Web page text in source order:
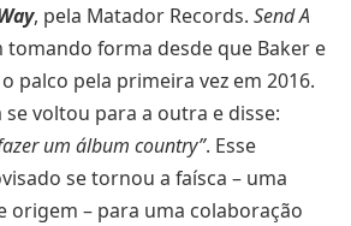
, pela Matador Records. Send A
tomando forma desde que Baker e
palco pela primeira vez em 2016.
voltou para a outra e disse:
um álbum country”. Esse
se tornou a faísca – uma
origem – para uma colaboração